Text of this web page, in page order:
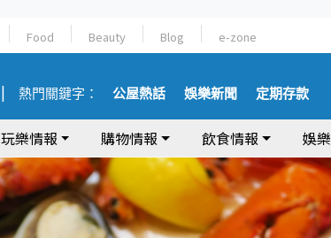
Food Beauty Blog e-zone
熱門關鍵字： 公屋熱話 娛樂新聞 定期存款
玩樂情報 購物情報 飲食情報 娛樂